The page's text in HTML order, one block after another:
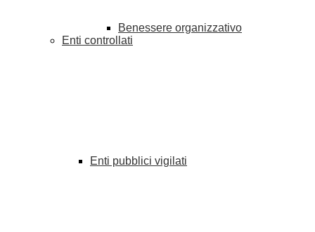
Benessere organizzativo
Enti controllati
Enti pubblici vigilati